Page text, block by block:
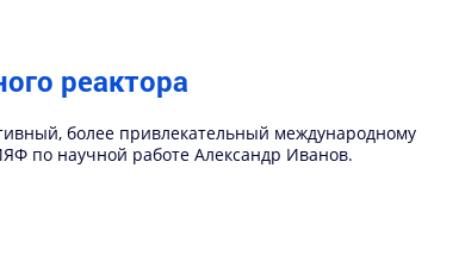
реактора
более привлекательный международному
по научной работе Александр Иванов.